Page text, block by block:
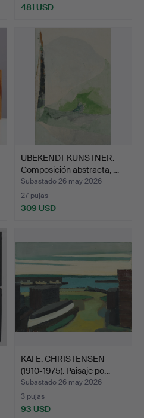
481 USD
UBEKENDT KUNSTNER.
Composición abstracta, …
Subastado 26 may 2026
27 pujas
309 USD
KAI E. CHRISTENSEN
(1910-1975). Paisaje po…
Subastado 26 may 2026
3 pujas
93 USD